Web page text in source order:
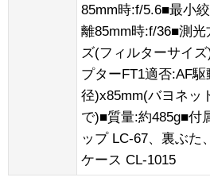
85mm時:f/5.6■最小
離85mm時:f/36■測
ズ(フィルターサイ
プターFT1適否:AF
径)x85mm(バヨネッ
で)■質量:約485g■付
ップ LC-67、裏ぶた
ケース CL-1015